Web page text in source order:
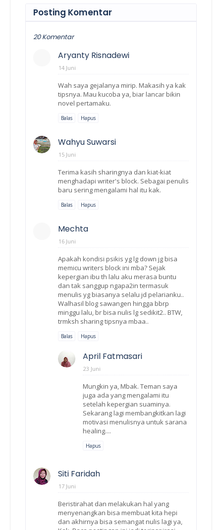
Posting Komentar
20 Komentar
Aryanty Risnadewi
14 Juni
Wah saya gejalanya mirip. Makasih ya kak
tipsnya. Mau kucoba ya, biar lancar bikin
novel pertamaku.
Balas Hapus
Wahyu Suwarsi
15 Juni
Terima kasih sharingnya dan kiat-kiat
menghadapi writer's block. Sebagai penulis
baru sering mengalami hal itu kak.
Balas Hapus
Mechta
16 Juni
Apakah kondisi psikis yg lg down jg bisa
memicu writers block ini mba? Sejak
kepergian ibu th lalu aku merasa buntu
dan tak sanggup ngapa2in termasuk
menulis yg biasanya selalu jd pelarianku..
Walhasil blog sawangen hingga bbrp
minggu lalu, br bisa nulis lg sedikit2.. BTW,
trmksh sharing tipsnya mbaa..
Balas Hapus
April Fatmasari
23 Juni
Mungkin ya, Mbak. Teman saya
juga ada yang mengalami itu
setelah kepergian suaminya.
Sekarang lagi membangkitkan lagi
motivasi menulisnya untuk sarana
healing....
Hapus
Siti Faridah
17 Juni
Beristirahat dan melakukan hal yang
menyenangkan bisa membuat kita hepi
dan akhirnya bisa semangat nulis lagi ya,